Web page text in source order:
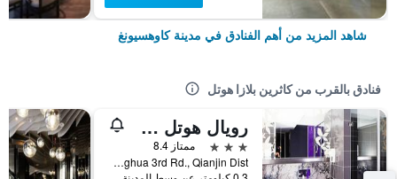
شاهد المزيد من أهم الفنادق في مدينة كاوهسيونغ
فنادق بالقرب من كاثرين بلازا هوتل
رويال هوتل جروب سنترال بارك برانش
3 نجوم
ممتاز 8.4
No.15, Zhonghua 3rd Rd., Qianjin Dist., مدينة كاوهسيونغ, تايوان